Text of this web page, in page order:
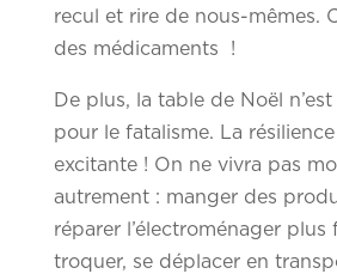
recul et rire de nous-mêmes.
des médicaments !
De plus, la table de Noël
pour le fatalisme. La
excitante ! On ne vivra pas
autrement : manger des
réparer l’électroménager plus
troquer, se déplacer en